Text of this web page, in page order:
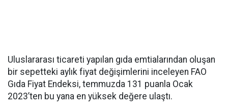
Uluslararası ticareti yapılan gıda emtialarından oluşan
bir sepetteki aylık fiyat değişimlerini inceleyen FAO
Gıda Fiyat Endeksi, temmuzda 131 puanla Ocak
2023’ten bu yana en yüksek değere ulaştı.